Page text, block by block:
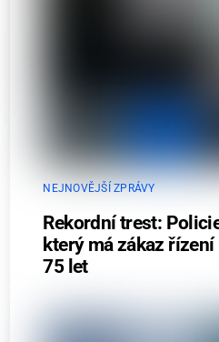
NEJNOVĚJŠÍ ZPRÁVY
Rekordní trest:
který má zákaz
75 let